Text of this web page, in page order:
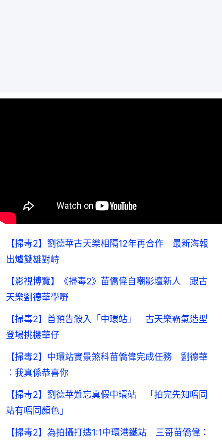
【掃毒2】劉德華古天樂相隔12年再合作 最新海報
出爐雙雄對峙
【影視博覽】《掃毒2》苗僑偉自嘲影壇新人 跟古
天樂劉德華學嘢
【掃毒2】首預告殺入「中環站」 古天樂霸氣造型
登場挑機華仔
【掃毒2】中環站實景煞科苗僑偉完成任務 劉德華
︰我真係恭喜你
【掃毒2】劉德華難忘真假中環站 「拍完先知唔同
站有唔同顏色」
【掃毒2】為拍攝打造1:1中環港鐵站 三哥苗僑偉：